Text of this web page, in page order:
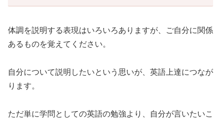
体調を説明する表現はいろいろありますが、ご自分に関係
あるものを覚えてください。
自分について説明したいという思いが、英語上達につなが
ります。
ただ単に学問としての英語の勉強より、自分が言いたいこ